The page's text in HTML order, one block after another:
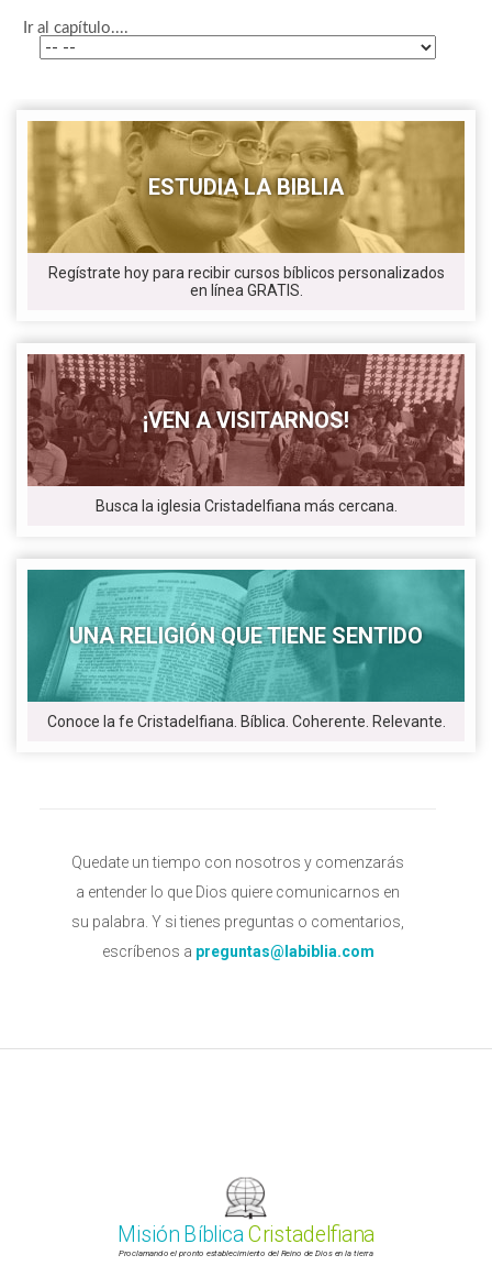
Ir al capítulo....
ESTUDIA LA BIBLIA
Regístrate hoy para recibir cursos bíblicos personalizados
en línea GRATIS.
¡VEN A VISITARNOS!
Busca la iglesia Cristadelfiana más cercana.
UNA RELIGIÓN QUE TIENE SENTIDO
Conoce la fe Cristadelfiana. Bíblica. Coherente. Relevante.
Quedate un tiempo con nosotros y comenzarás
a entender lo que Dios quiere comunicarnos en
su palabra. Y si tienes preguntas o comentarios,
escríbenos a preguntas@labiblia.com
Misión BíblicaCristadelfiana
Proclamando el pronto establecimiento del Reino de Dios en la tierra